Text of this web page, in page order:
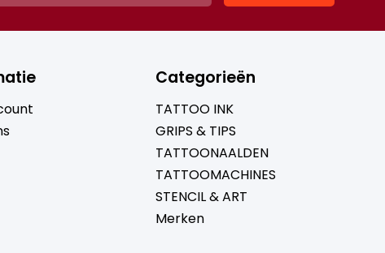
Categorieën
TATTOO INK
GRIPS & TIPS
TATTOONAALDEN
TATTOOMACHINES
STENCIL & ART
Merken